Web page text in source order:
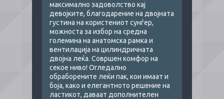
максимално задоволство кај
девојките, благодарение на двојната
густина на користениот сунѓер,
можноста за избор на средна
големина на анатомска рамка и
вентилација на цилиндричната
двојна леќа. Совршен комфор на
секое ниво! Огледално
обраборените леќи пак, кои имаат и
боја, како и елегантното решение на
ластикот, даваат дополнителен